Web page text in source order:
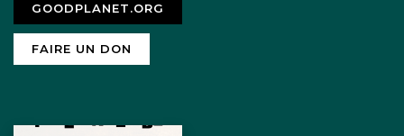
GOODPLANET.ORG
FAIRE UN DON